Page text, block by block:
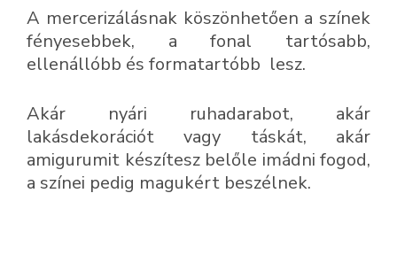
A mercerizálásnak köszönhetően a színek
fényesebbek, a fonal tartósabb,
ellenállóbb és formatartóbb lesz.
Akár nyári ruhadarabot, akár
lakásdekorációt vagy táskát, akár
amigurumit készítesz belőle imádni fogod,
a színei pedig magukért beszélnek.